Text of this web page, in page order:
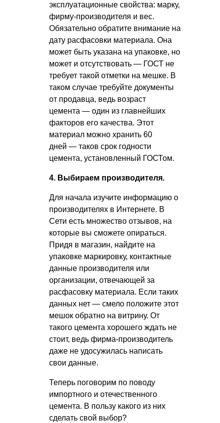
эксплуатационные свойства: марку,
фирму-производителя и вес.
Обязательно обратите внимание на
дату расфасовки материала. Она
может быть указана на упаковке, но
может и отсутствовать — ГОСТ не
требует такой отметки на мешке. В
таком случае требуйте документы
от продавца, ведь возраст
цемента — один из главнейших
факторов его качества. Этот
материал можно хранить 60
дней — таков срок годности
цемента, установленный ГОСТом.
4. Выбираем производителя.
Для начала изучите информацию о
производителях в Интернете. В
Сети есть множество отзывов, на
которые вы сможете опираться.
Придя в магазин, найдите на
упаковке маркировку, контактные
данные производителя или
организации, отвечающей за
расфасовку материала. Если таких
данных нет — смело положите этот
мешок обратно на витрину. От
такого цемента хорошего ждать не
стоит, ведь фирма-производитель
даже не удосужилась написать
свои данные.
Теперь поговорим по поводу
импортного и отечественного
цемента. В пользу какого из них
сделать свой выбор?